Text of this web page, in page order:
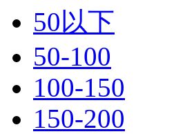
50以下
50-100
100-150
150-200